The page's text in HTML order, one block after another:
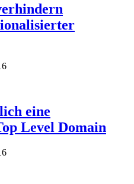
eine
Level Domain